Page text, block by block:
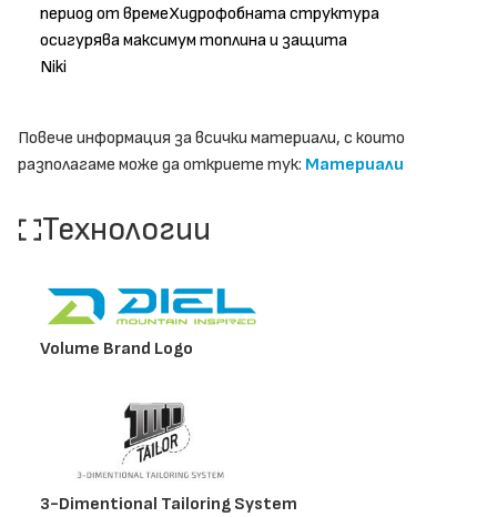
период от времеХидрофобната структура
осигурява максимум топлина и защита
Niki
Повече информация за всички материали, с които
разполагаме може да откриете тук: Материали
Технологии
Volume Brand Logo
3-Dimentional Tailoring System